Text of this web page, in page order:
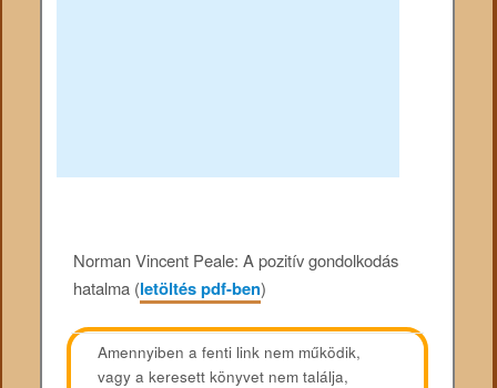
Norman Vincent Peale: A pozitív gondolkodás
hatalma (letöltés pdf-ben)
Amennyiben a fenti link nem működik,
vagy a keresett könyvet nem találja,